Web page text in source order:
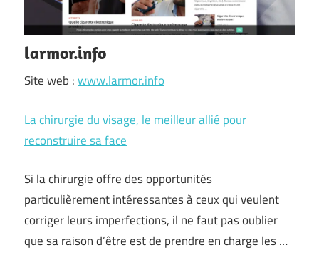
larmor.info
Site web :www.larmor.info
La chirurgie du visage, le meilleur allié pour
reconstruire sa face
Si la chirurgie offre des opportunités
particulièrement intéressantes à ceux qui veulent
corriger leurs imperfections, il ne faut pas oublier
que sa raison d’être est de prendre en charge les …